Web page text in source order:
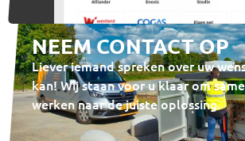
NEEM CONTACT OP
Liever iemand spreken over uw
kan! Wij staan voor u klaar om
werken naar de juiste oplossing.